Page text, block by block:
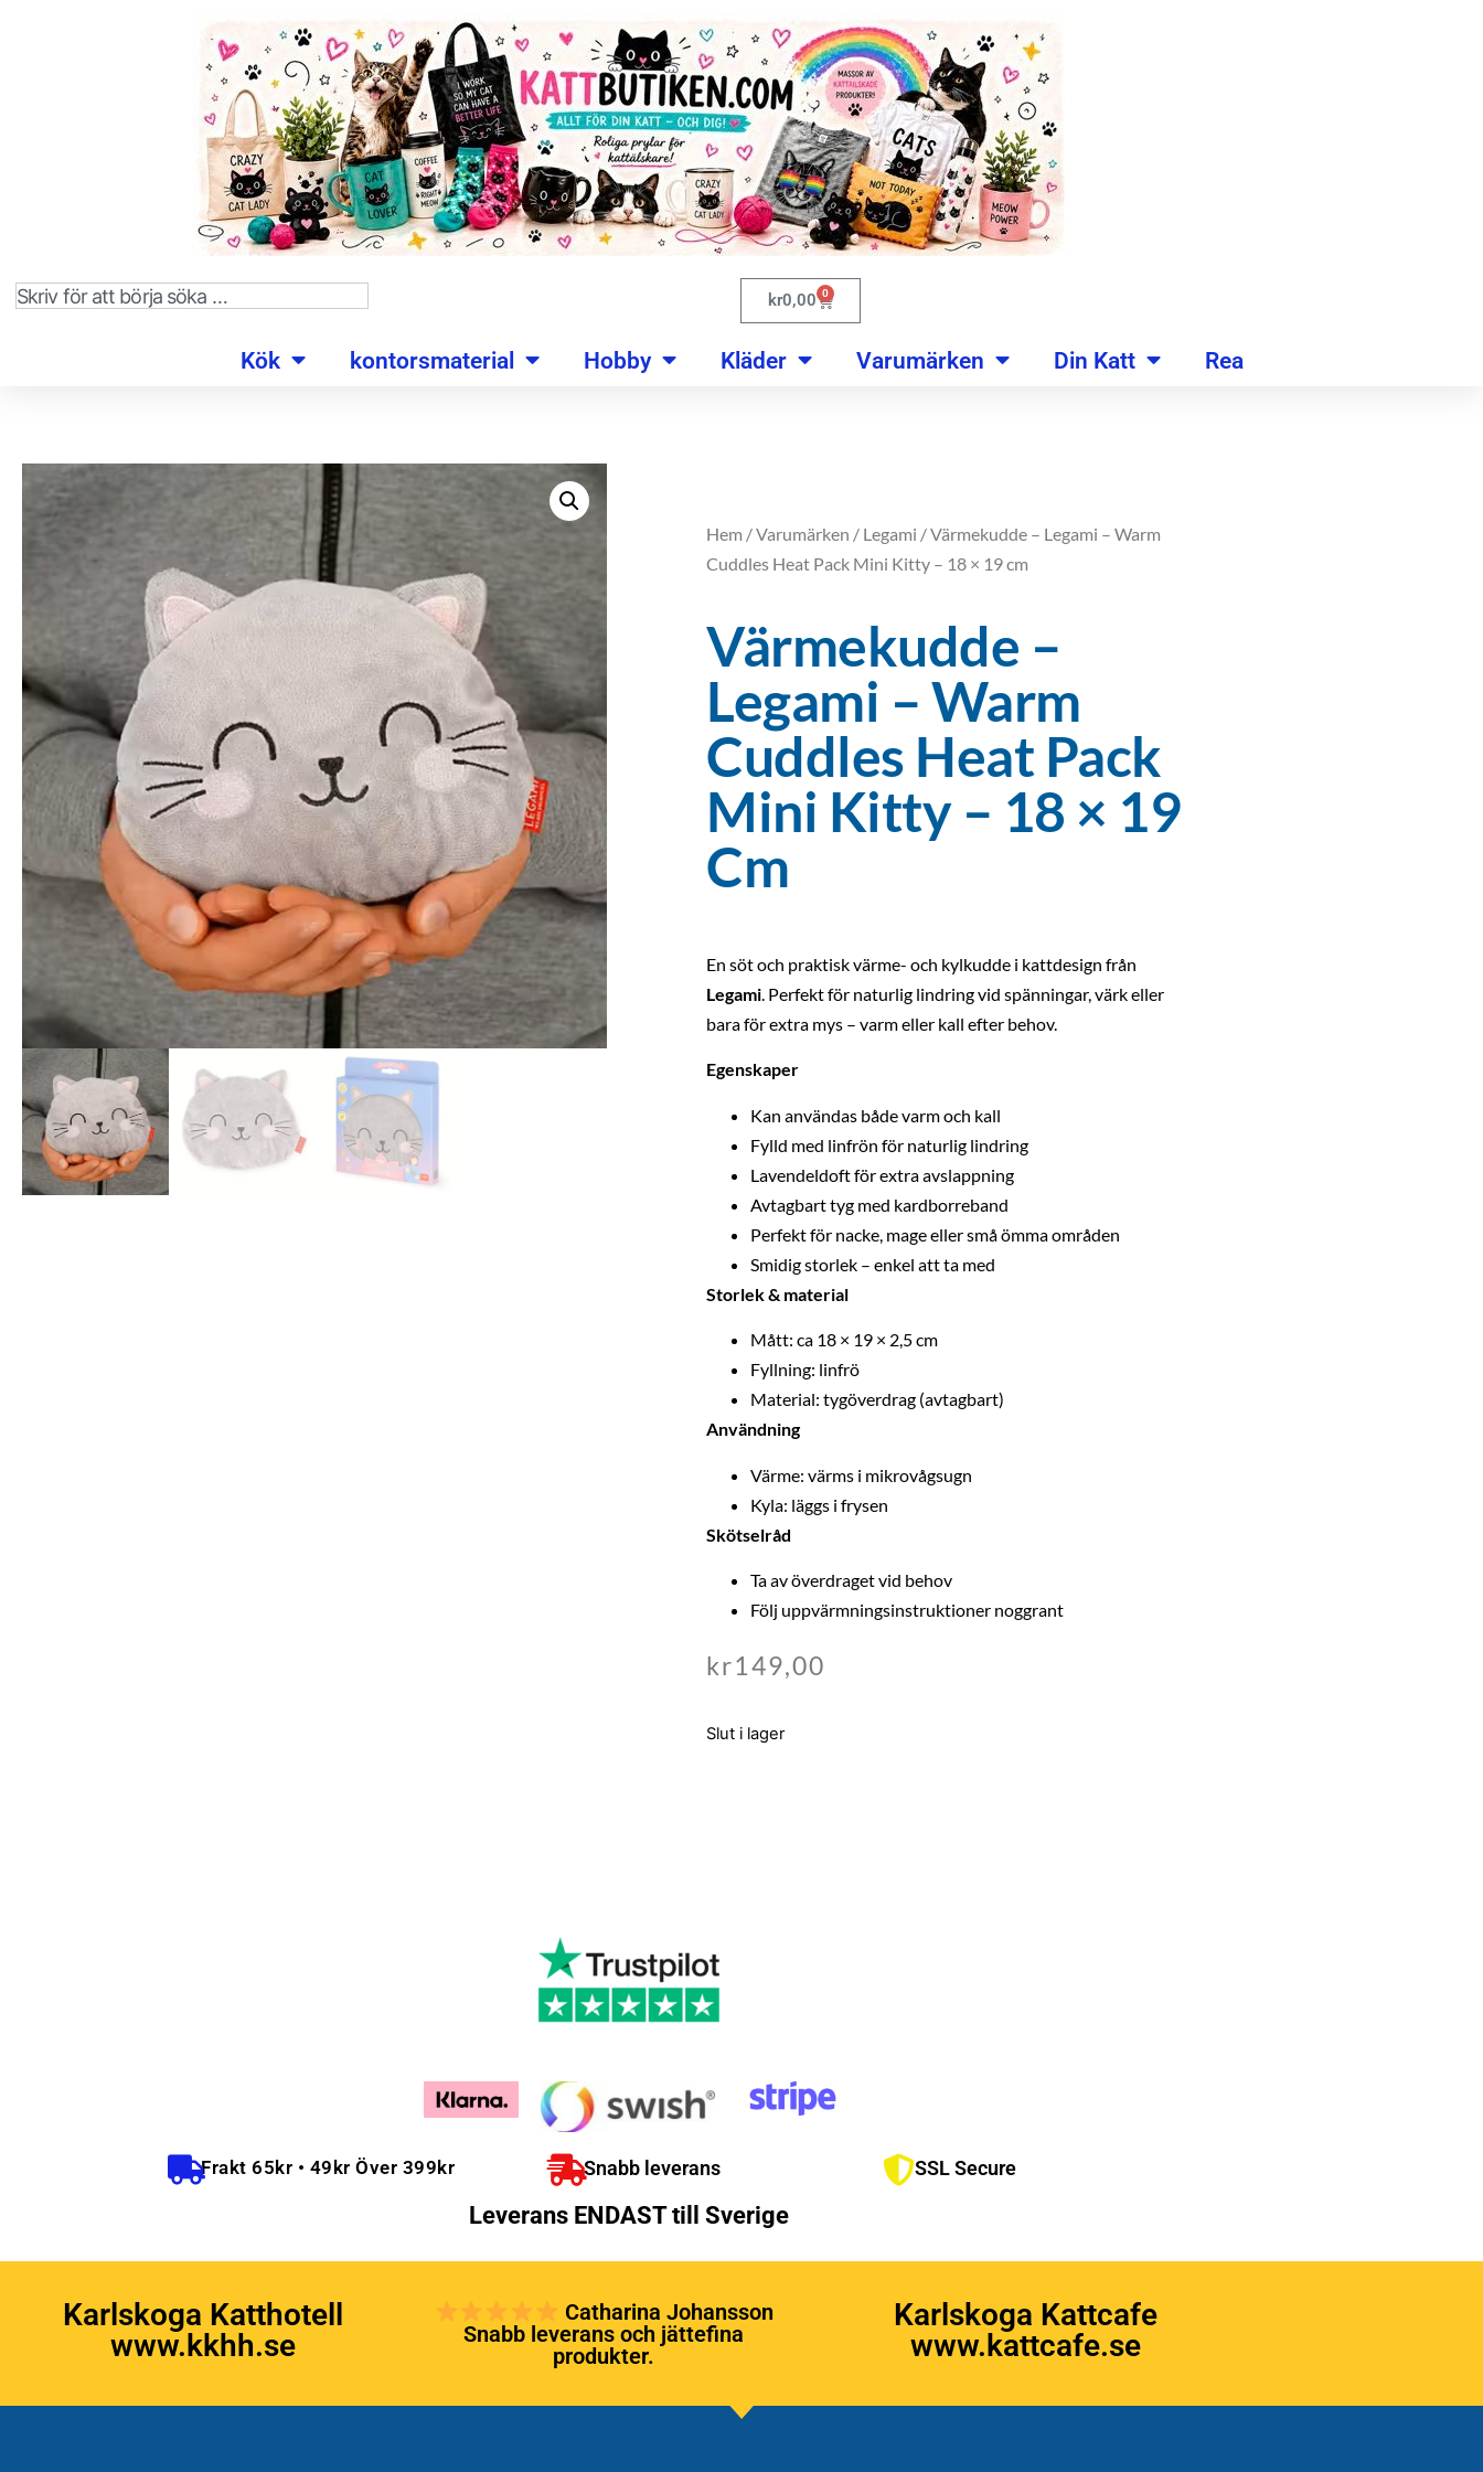
kr0,00 0
Kök kontorsmaterial Hobby Kläder Varumärken Din Katt Rea
Hem /Varumärken / Legami / Värmekudde – Legami – Warm
Cuddles Heat Pack Mini Kitty – 18 × 19 cm
Värmekudde –
Legami – Warm
Cuddles Heat Pack
Mini Kitty – 18 × 19
Cm
En söt och praktisk värme- och kylkudde i kattdesign från
Legami. Perfekt för naturlig lindring vid spänningar, värk eller
bara för extra mys – varm eller kall efter behov.
Egenskaper
Kan användas både varm och kall
Fylld med linfrön för naturlig lindring
Lavendeldoft för extra avslappning
Avtagbart tyg med kardborreband
Perfekt för nacke, mage eller små ömma områden
Smidig storlek – enkel att ta med
Storlek & material
Mått: ca 18 × 19 × 2,5 cm
Fyllning: linfrö
Material: tygöverdrag (avtagbart)
Användning
Värme: värms i mikrovågsugn
Kyla: läggs i frysen
Skötselråd
Ta av överdraget vid behov
Följ uppvärmningsinstruktioner noggrant
kr149,00
Slut i lager
Frakt 65kr • 49kr Över 399kr Snabb leverans SSL Secure
Leverans ENDAST till Sverige
Karlskoga Katthotell
www.kkhh.se
Catharina Johansson
Snabb leverans och jättefina
produkter.
Karlskoga Kattcafe
www.kattcafe.se